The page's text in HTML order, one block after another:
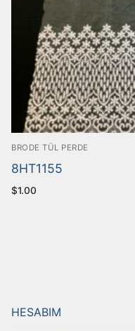
BRODE TÜL PERDE
8HT1155
$1.00
HESABIM